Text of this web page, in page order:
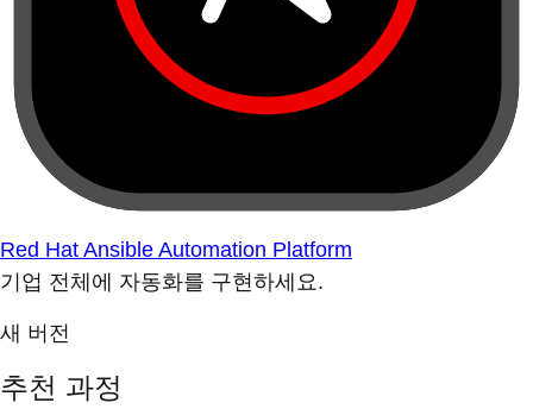
Red Hat Ansible Automation Platform
기업 전체에 자동화를 구현하세요.
새 버전
추천 과정